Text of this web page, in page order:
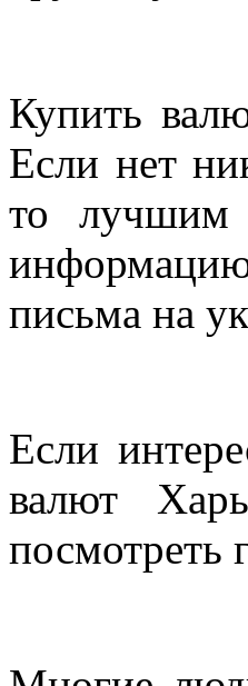
Купить
Если нет
то лучшим
письма на
Если
валют
посмотреть